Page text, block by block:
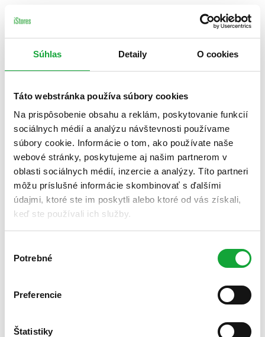
Súhlas Detaily O cookies
Táto webstránka používa súbory cookies
Na prispôsobenie obsahu a reklám, poskytovanie funkcií
sociálnych médií a analýzu návštevnosti používame
súbory cookie. Informácie o tom, ako používate naše
webové stránky, poskytujeme aj našim partnerom v
oblasti sociálnych médií, inzercie a analýzy. Títo partneri
môžu príslušné informácie skombinovať s ďalšími
údajmi, ktoré ste im poskytli alebo ktoré od vás získali,
keď ste používali ich služby.
súhlasu
Potrebné
Preferencie
Štatistiky